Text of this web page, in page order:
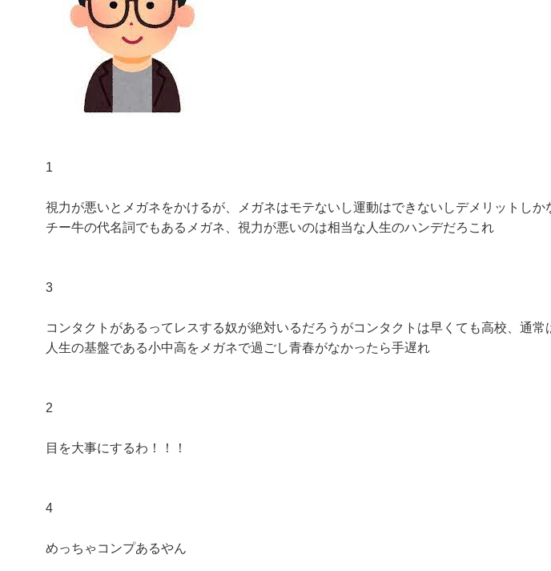
1
視力が悪いとメガネをかけるが、メガネはモテないし運動はできないしデメリットしか
チー牛の代名詞でもあるメガネ、視力が悪いのは相当な人生のハンデだろこれ
3
コンタクトがあるってレスする奴が絶対いるだろうがコンタクトは早くても高校、通常
人生の基盤である小中高をメガネで過ごし青春がなかったら手遅れ
2
目を大事にするわ！！！
4
めっちゃコンプあるやん